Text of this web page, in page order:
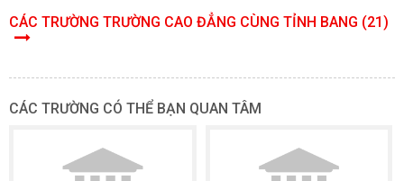
CÁC TRƯỜNG TRƯỜNG CAO ĐẲNG CÙNG TỈNH BANG (21)
CÁC TRƯỜNG CÓ THỂ BẠN QUAN TÂM